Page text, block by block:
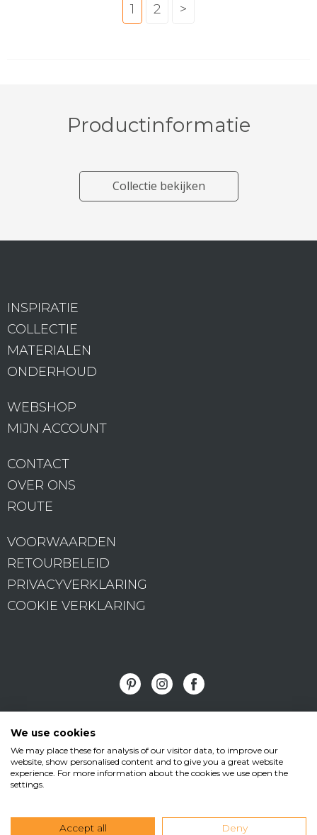
1 2 >
Productinformatie
Collectie bekijken
INSPIRATIE
COLLECTIE
MATERIALEN
ONDERHOUD
WEBSHOP
MIJN ACCOUNT
CONTACT
OVER ONS
ROUTE
VOORWAARDEN
RETOURBELEID
PRIVACYVERKLARING
COOKIE VERKLARING
Vormad/Sittingimage
Edisonstraat 11•3281 NC Numansdorp•T
info@sittingimage.com
We use cookies
We may place these for analysis of our visitor data, to improve our
website, show personalised content and to give you a great website
experience. For more information about the cookies we use open the
settings.
Accept all Deny